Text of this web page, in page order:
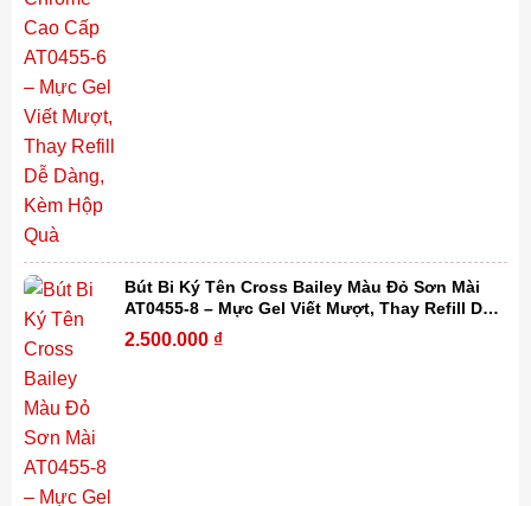
Bút Bi Ký Tên Cross Bailey Màu Đỏ Sơn Mài
AT0455-8 – Mực Gel Viết Mượt, Thay Refill Dễ
Dàng, Kèm Hộp Quà
2.500.000 ₫